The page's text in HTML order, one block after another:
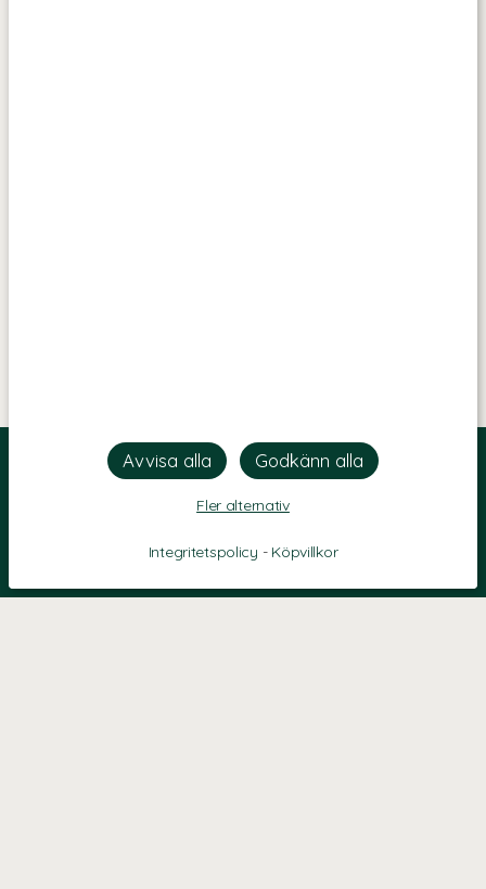
Fler alternativ
Integritetspolicy - Köpvillkor